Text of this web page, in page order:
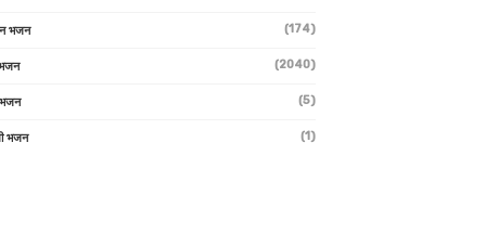
भजन (174)
भजन (2040)
भजन (5)
भजन (1)